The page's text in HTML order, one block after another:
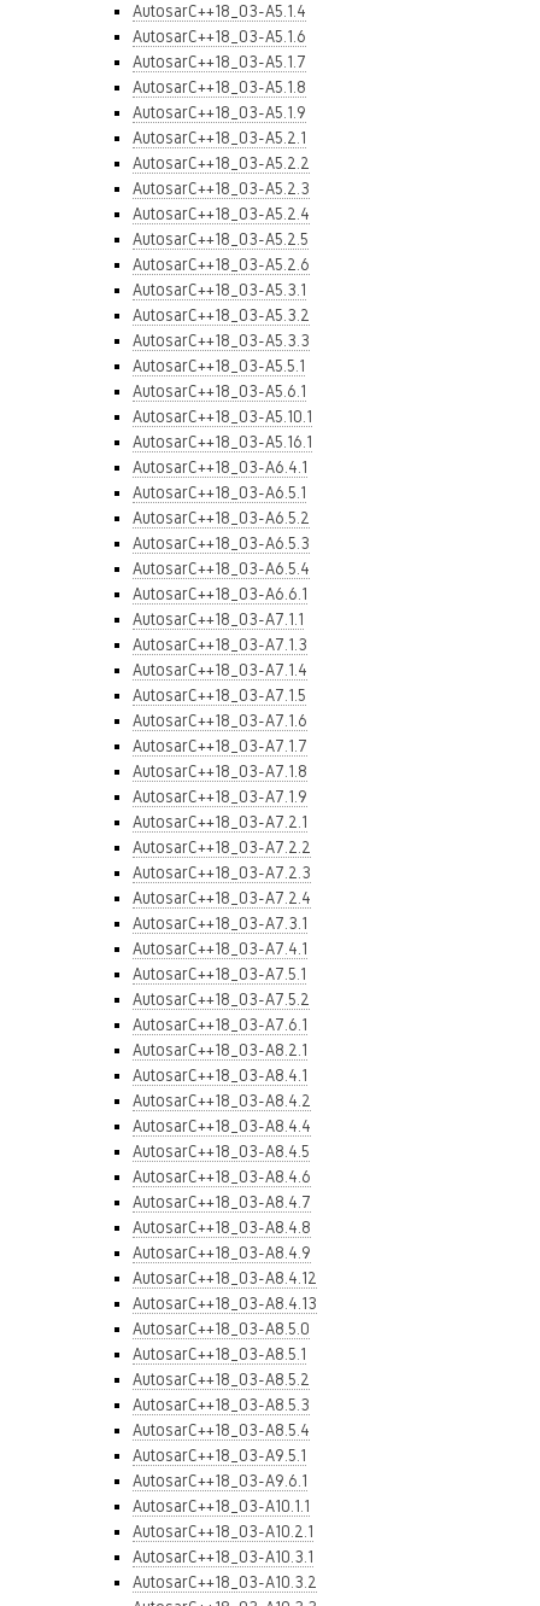
AutosarC++18_03-A5.1.4
AutosarC++18_03-A5.1.6
AutosarC++18_03-A5.1.7
AutosarC++18_03-A5.1.8
AutosarC++18_03-A5.1.9
AutosarC++18_03-A5.2.1
AutosarC++18_03-A5.2.2
AutosarC++18_03-A5.2.3
AutosarC++18_03-A5.2.4
AutosarC++18_03-A5.2.5
AutosarC++18_03-A5.2.6
AutosarC++18_03-A5.3.1
AutosarC++18_03-A5.3.2
AutosarC++18_03-A5.3.3
AutosarC++18_03-A5.5.1
AutosarC++18_03-A5.6.1
AutosarC++18_03-A5.10.1
AutosarC++18_03-A5.16.1
AutosarC++18_03-A6.4.1
AutosarC++18_03-A6.5.1
AutosarC++18_03-A6.5.2
AutosarC++18_03-A6.5.3
AutosarC++18_03-A6.5.4
AutosarC++18_03-A6.6.1
AutosarC++18_03-A7.1.1
AutosarC++18_03-A7.1.3
AutosarC++18_03-A7.1.4
AutosarC++18_03-A7.1.5
AutosarC++18_03-A7.1.6
AutosarC++18_03-A7.1.7
AutosarC++18_03-A7.1.8
AutosarC++18_03-A7.1.9
AutosarC++18_03-A7.2.1
AutosarC++18_03-A7.2.2
AutosarC++18_03-A7.2.3
AutosarC++18_03-A7.2.4
AutosarC++18_03-A7.3.1
AutosarC++18_03-A7.4.1
AutosarC++18_03-A7.5.1
AutosarC++18_03-A7.5.2
AutosarC++18_03-A7.6.1
AutosarC++18_03-A8.2.1
AutosarC++18_03-A8.4.1
AutosarC++18_03-A8.4.2
AutosarC++18_03-A8.4.4
AutosarC++18_03-A8.4.5
AutosarC++18_03-A8.4.6
AutosarC++18_03-A8.4.7
AutosarC++18_03-A8.4.8
AutosarC++18_03-A8.4.9
AutosarC++18_03-A8.4.12
AutosarC++18_03-A8.4.13
AutosarC++18_03-A8.5.0
AutosarC++18_03-A8.5.1
AutosarC++18_03-A8.5.2
AutosarC++18_03-A8.5.3
AutosarC++18_03-A8.5.4
AutosarC++18_03-A9.5.1
AutosarC++18_03-A9.6.1
AutosarC++18_03-A10.1.1
AutosarC++18_03-A10.2.1
AutosarC++18_03-A10.3.1
AutosarC++18_03-A10.3.2